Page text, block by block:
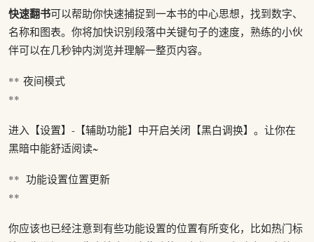
快速翻书可以帮助你快速捕捉到一本书的中心思想，找到数字、
名称和图表。你将加快识别段落中关键句子的速度，熟练的小伙
伴可以在几秒钟内浏览并理解一整页内容。
** 夜间模式
**
进入【设置】-【辅助功能】中开启关闭【黑白调换】。让你在
黑暗中能舒适阅读~
** 功能设置位置更新
**
你应该也已经注意到有些功能设置的位置有所变化，比如热门标